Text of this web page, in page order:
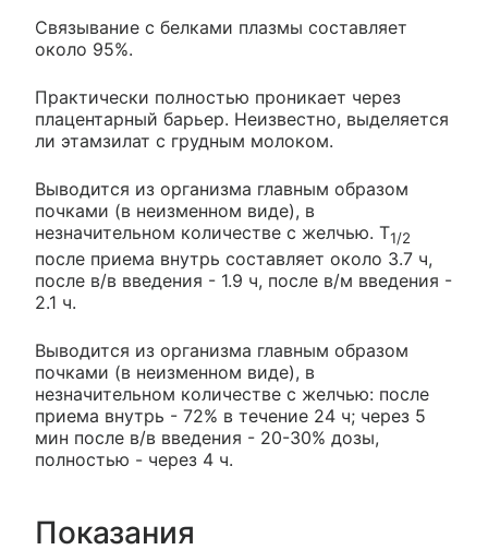
Связывание с белками плазмы составляет
около 95%.
Практически полностью проникает через
плацентарный барьер. Неизвестно, выделяется
ли этамзилат с грудным молоком.
Выводится из организма главным образом
почками (в неизменном виде), в
незначительном количестве с желчью. T1/2
после приема внутрь составляет около 3.7 ч,
после в/в введения - 1.9 ч, после в/м введения -
2.1 ч.
Выводится из организма главным образом
почками (в неизменном виде), в
незначительном количестве с желчью: после
приема внутрь - 72% в течение 24 ч; через 5
мин после в/в введения - 20-30% дозы,
полностью - через 4 ч.
Показания